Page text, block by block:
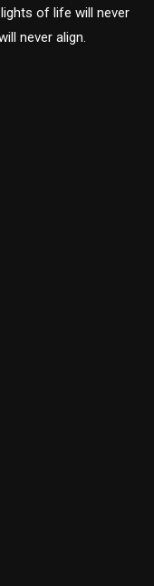
of life will never
never align.